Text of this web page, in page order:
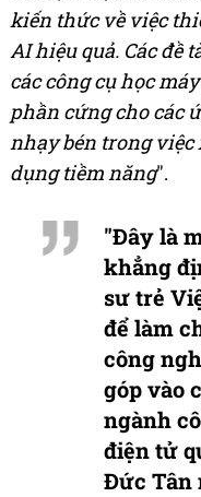
kiến thức về việc
AI hiệu quả. Các đề
các công cụ học
phần cứng cho các
nhạy bén trong
dụng tiềm năng".
"Đây là
khẳng
sư trẻ
để làm
công
góp vào
ngành
điện tử
Đức Tân